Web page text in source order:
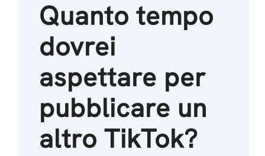
Quanto tempo
dovrei
aspettare per
pubblicare un
altro TikTok?